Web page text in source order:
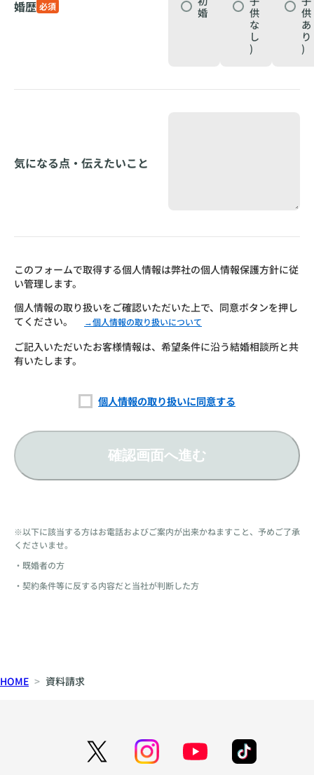
婚歴 必須
婚
供
な
し
)
供
あ
り
)
気になる点・伝えたいこと
このフォームで取得する個人情報は弊社の個人情報保護方針に従
い管理します。
個人情報の取り扱いをご確認いただいた上で、同意ボタンを押し
てください。
→個人情報の取り扱いについて
ご記入いただいたお客様情報は、希望条件に沿う結婚相談所と共
有いたします。
個人情報の取り扱いに同意する
確認画面へ進む
※以下に該当する方はお電話およびご案内が出来かねますこと、予めご了承
くださいませ。
・既婚者の方
・契約条件等に反する内容だと当社が判断した方
HOME 資料請求